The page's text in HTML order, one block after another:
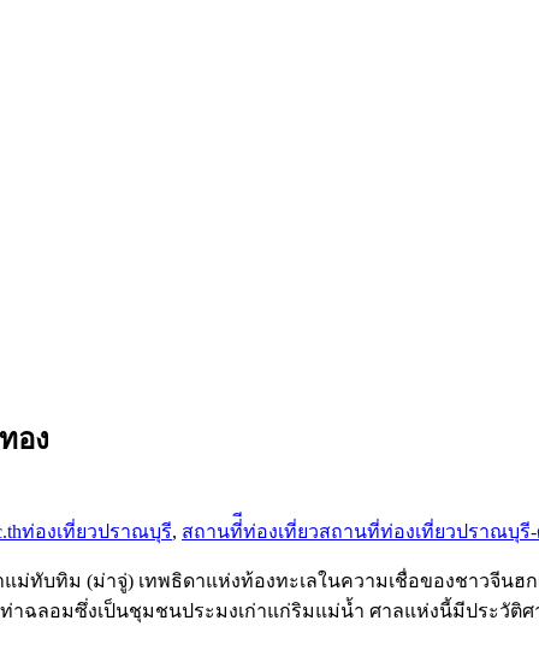
อง
ท่องเที่ยวปราณบุรี, สถานที่ีท่องเที่ยวสถานที่ท่องเที่ยวปราณบุรี
ม่ทับทิม (ม่าจู่) เทพธิดาแห่งท้องทะเลในความเชื่อของชาวจีนฮ
ฉลอมซึ่งเป็นชุมชนประมงเก่าแก่ริมแม่น้ำ ศาลแห่งนี้มีประวัติ